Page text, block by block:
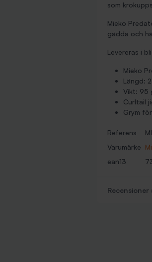
som
Mieko
gädda och
Levereras i
Mieko
Längd:
Vikt: 95
Curltail
Grym
Referens
Varumärke
ean13
Recensioner